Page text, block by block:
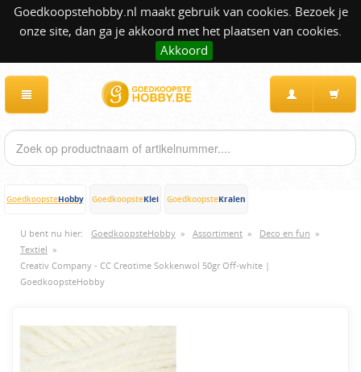
Goedkoopstehobby.nl maakt gebruik van cookies. Bezoek je
onze site, dan ga je akkoord met het plaatsen van cookies.
Akkoord
GoedkoopsteHobby GoedkoopsteKlei GoedkoopsteKralen
U bent nu hier: GoedkoopsteHobby » Assortiment » Deco en fun »
Textiel »
Creativ Company - CC Creotime Sokkenwol 50gr Off-white |
GoedkoopsteHobby